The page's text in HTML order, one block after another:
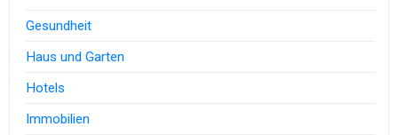
Gesundheit
Haus und Garten
Hotels
Immobilien